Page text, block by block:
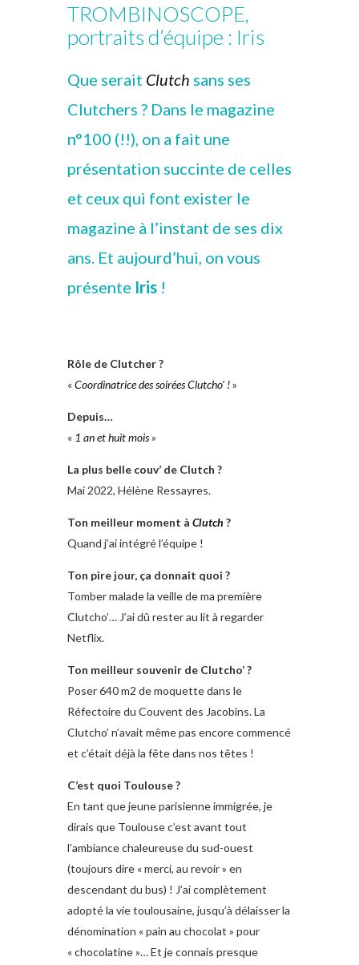
TROMBINOSCOPE,
portraits d’équipe : Iris
Que serait Clutch sans ses
Clutchers ? Dans le magazine
n°100 (!!), on a fait une
présentation succinte de celles
et ceux qui font exister le
magazine à l’instant de ses dix
ans. Et aujourd’hui, on vous
présente Iris !
Rôle de Clutcher ?
«Coordinatrice des soirées Clutcho’ !»
Depuis…
« 1 an et huit mois»
La plus belle couv’ de Clutch ?
Mai 2022, Hélène Ressayres.
Ton meilleur moment à Clutch ?
Quand j’ai intégré l’équipe !
Ton pire jour, ça donnait quoi ?
Tomber malade la veille de ma première
Clutcho’… J’ai dû rester au lit à regarder
Netflix.
Ton meilleur souvenir de Clutcho’ ?
Poser 640 m2 de moquette dans le
Réfectoire du Couvent des Jacobins. La
Clutcho’ n’avait même pas encore commencé
et c’était déjà la fête dans nos têtes !
C’est quoi Toulouse ?
En tant que jeune parisienne immigrée, je
dirais que Toulouse c’est avant tout
l’ambiance chaleureuse du sud-ouest
(toujours dire « merci, au revoir » en
descendant du bus) ! J’ai complètement
adopté la vie toulousaine, jusqu’à délaisser la
dénomination « pain au chocolat » pour
« chocolatine »… Et je connais presque